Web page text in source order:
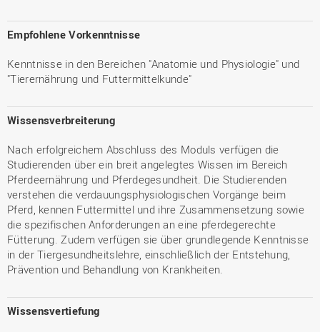
Empfohlene Vorkenntnisse
Kenntnisse in den Bereichen "Anatomie und Physiologie" und
"Tierernährung und Futtermittelkunde"
Wissensverbreiterung
Nach erfolgreichem Abschluss des Moduls verfügen die
Studierenden über ein breit angelegtes Wissen im Bereich
Pferdeernährung und Pferdegesundheit. Die Studierenden
verstehen die verdauungsphysiologischen Vorgänge beim
Pferd, kennen Futtermittel und ihre Zusammensetzung sowie
die spezifischen Anforderungen an eine pferdegerechte
Fütterung. Zudem verfügen sie über grundlegende Kenntnisse
in der Tiergesundheitslehre, einschließlich der Entstehung,
Prävention und Behandlung von Krankheiten.
Wissensvertiefung